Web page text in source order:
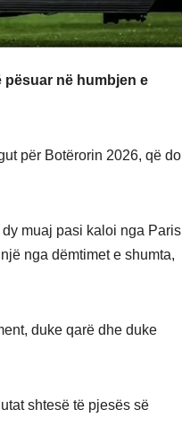
në humbjen e
për Botërorin 2026, që do
muaj pasi kaloi nga Paris
nga dëmtimet e shumta,
duke qarë dhe duke
shtesë të pjesës së